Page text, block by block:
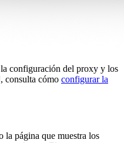
configuración del proxy y los
, consulta cómo configurar la
la página que muestra los